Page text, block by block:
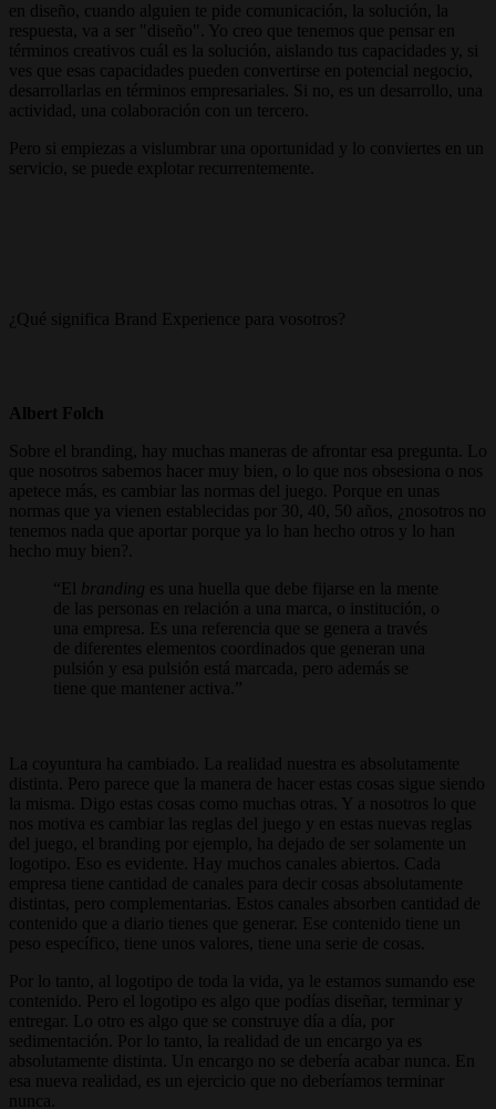
en diseño, cuando alguien te pide comunicación, la solución, la
respuesta, va a ser "diseño". Yo creo que tenemos que pensar en
términos creativos cuál es la solución, aislando tus capacidades y, si
ves que esas capacidades pueden convertirse en potencial negocio,
desarrollarlas en términos empresariales. Si no, es un desarrollo, una
actividad, una colaboración con un tercero.
Pero si empiezas a vislumbrar una oportunidad y lo conviertes en un
servicio, se puede explotar recurrentemente.
¿Qué significa Brand Experience para vosotros?
Albert Folch
Sobre el branding, hay muchas maneras de afrontar esa pregunta. Lo
que nosotros sabemos hacer muy bien, o lo que nos obsesiona o nos
apetece más, es cambiar las normas del juego. Porque en unas
normas que ya vienen establecidas por 30, 40, 50 años, ¿nosotros no
tenemos nada que aportar porque ya lo han hecho otros y lo han
hecho muy bien?.
El branding es una huella que debe fijarse en la mente
de las personas en relación a una marca, o institución, o
una empresa. Es una referencia que se genera a través
de diferentes elementos coordinados que generan una
pulsión y esa pulsión está marcada, pero además se
tiene que mantener activa.
La coyuntura ha cambiado. La realidad nuestra es absolutamente
distinta. Pero parece que la manera de hacer estas cosas sigue siendo
la misma. Digo estas cosas como muchas otras. Y a nosotros lo que
nos motiva es cambiar las reglas del juego y en estas nuevas reglas
del juego, el branding por ejemplo, ha dejado de ser solamente un
logotipo. Eso es evidente. Hay muchos canales abiertos. Cada
empresa tiene cantidad de canales para decir cosas absolutamente
distintas, pero complementarias. Estos canales absorben cantidad de
contenido que a diario tienes que generar. Ese contenido tiene un
peso específico, tiene unos valores, tiene una serie de cosas.
Por lo tanto, al logotipo de toda la vida, ya le estamos sumando ese
contenido. Pero el logotipo es algo que podías diseñar, terminar y
entregar. Lo otro es algo que se construye día a día, por
sedimentación. Por lo tanto, la realidad de un encargo ya es
absolutamente distinta. Un encargo no se debería acabar nunca. En
esa nueva realidad, es un ejercicio que no deberíamos terminar
nunca.